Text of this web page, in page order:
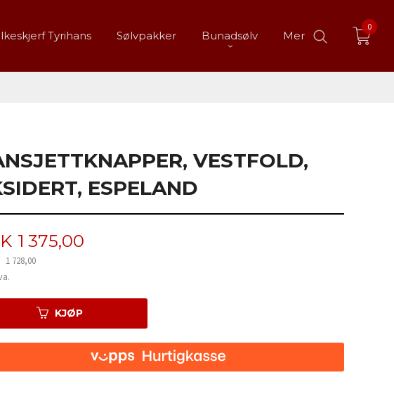
Tyrihans Sølvpakker Bunadsølv Mer
0
VESTFOLD,
ESPELAND
1 375,00
1 728,00
KJØP